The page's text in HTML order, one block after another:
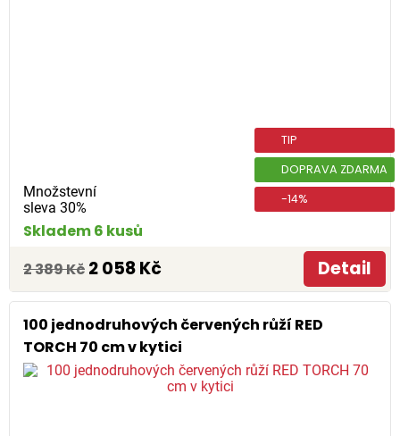
Množstevní
sleva 30%
TIP
DOPRAVA ZDARMA
-14%
Skladem 6 kusů
2 389 Kč 2 058 Kč Detail
100 jednodruhových červených růží RED
TORCH 70 cm v kytici